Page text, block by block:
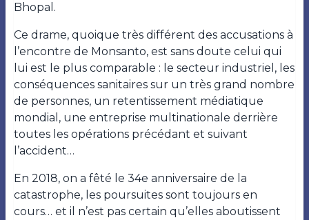
Bhopal.
Ce drame, quoique très différent des accusations à
l’encontre de Monsanto, est sans doute celui qui
lui est le plus comparable : le secteur industriel, les
conséquences sanitaires sur un très grand nombre
de personnes, un retentissement médiatique
mondial, une entreprise multinationale derrière
toutes les opérations précédant et suivant
l’accident…
En 2018, on a fêté le 34e anniversaire de la
catastrophe, les poursuites sont toujours en
cours… et il n’est pas certain qu’elles aboutissent